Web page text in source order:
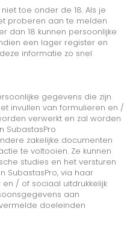
toe onder de 18. Als je
proberen aan te melden
dan 18 kunnen persoonlijke
een lager register en
informatie zo snel
gegevens die zijn
invullen van formulieren en /
verwerkt en zal worden
SubastasPro
zakelijke documenten
te voltooien. Ze kunnen
studies en het versturen
SubastasPro, via haar
/ of sociaal uitdrukkelijk
aan
doeleinden